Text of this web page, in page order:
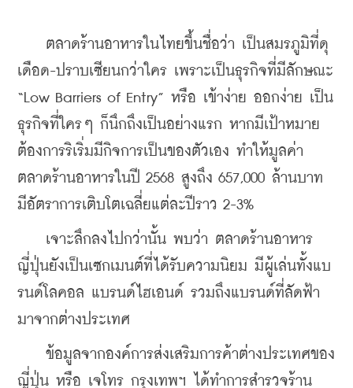
ตลาดร้านอาหารในไทยขึ้นชื่อว่า เป็นสมรภูมิที่ดุ
เดือด-ปราบเซียนกว่าใคร เพราะเป็นธุรกิจที่มีลักษณะ
“Low Barriers of Entry” หรือ เข้าง่าย ออกง่าย เป็น
ธุรกิจที่ใครๆ ก็นึกถึงเป็นอย่างแรก หากมีเป้าหมาย
ต้องการริเริ่มมีกิจการเป็นของตัวเอง ทำให้มูลค่า
ตลาดร้านอาหารในปี 2568 สูงถึง 657,000 ล้านบาท
มีอัตราการเติบโตเฉลี่ยแต่ละปีราว 2-3%
เจาะลึกลงไปกว่านั้น พบว่า ตลาดร้านอาหาร
ญี่ปุ่นยังเป็นเซกเมนต์ที่ได้รับความนิยม มีผู้เล่นทั้งแบ
รนด์โลคอล แบรนด์ไฮเอนด์ รวมถึงแบรนด์ที่ลัดฟ้า
มาจากต่างประเทศ
ข้อมูลจากองค์การส่งเสริมการค้าต่างประเทศของ
ญี่ปุ่น หรือ เจโทร กรุงเทพฯ ได้ทำการสำรวจร้าน